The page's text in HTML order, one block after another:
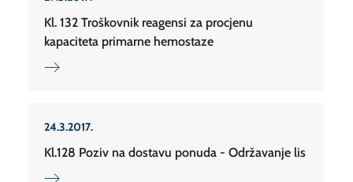
Kl. 132 Troškovnik reagensi za procjenu
kapaciteta primarne hemostaze
24.3.2017.
Kl.128 Poziv na dostavu ponuda - Održavanje lis